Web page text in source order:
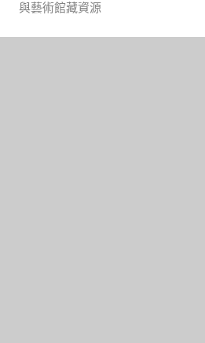
與藝術館藏資源